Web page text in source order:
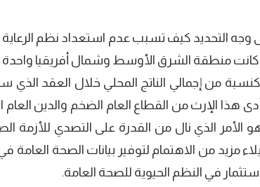
وجه التحديد كيف تسبب عدم استعداد نظم
كانت منطقة الشرق الأوسط وشمال أفريقيا واحدة
18% بين 2009 و أدى هذا الإرث من القطاع العام الضخم والدين
الأمر الذي نال من القدرة على التصدي للأزمة
مزيد من الاهتمام لتوفير بيانات الصحة
في النظم الحيوية للصحة العامة.